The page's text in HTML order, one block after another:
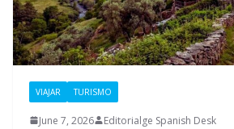
VIAJAR TURISMO
June 7, 2026 Editorialge Spanish Desk